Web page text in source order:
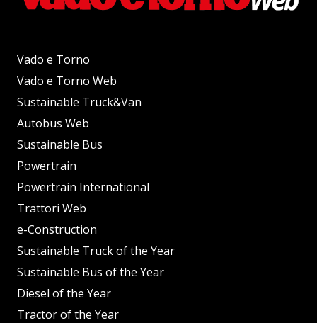
Vado e Torno
Vado e Torno Web
Sustainable Truck&Van
Autobus Web
Sustainable Bus
Powertrain
Powertrain International
Trattori Web
e-Construction
Sustainable Truck of the Year
Sustainable Bus of the Year
Diesel of the Year
Tractor of the Year